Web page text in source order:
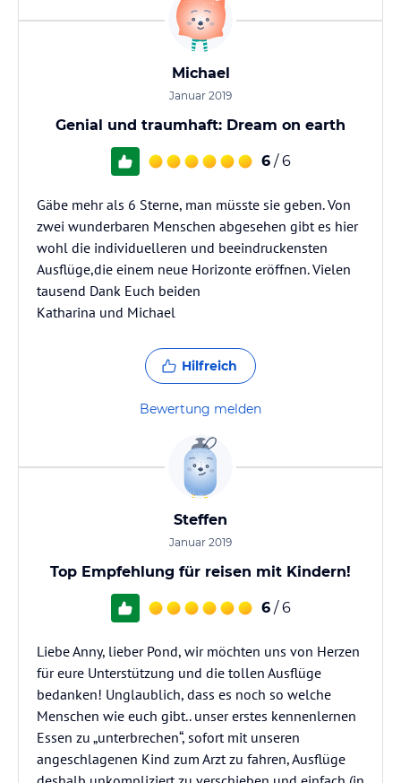
Michael
Januar 2019
Genial und traumhaft: Dream on earth
6 / 6
Gäbe mehr als 6 Sterne, man müsste sie geben. Von
zwei wunderbaren Menschen abgesehen gibt es hier
wohl die individuelleren und beeindruckensten
Ausflüge,die einem neue Horizonte eröffnen. Vielen
tausend Dank Euch beiden
Katharina und Michael
Hilfreich
Bewertung melden
Steffen
Januar 2019
Top Empfehlung für reisen mit Kindern!
6 / 6
Liebe Anny, lieber Pond, wir möchten uns von Herzen
für eure Unterstützung und die tollen Ausflüge
bedanken! Unglaublich, dass es noch so welche
Menschen wie euch gibt.. unser erstes kennenlernen
Essen zu „unterbrechen“, sofort mit unseren
angeschlagenen Kind zum Arzt zu fahren, Ausflüge